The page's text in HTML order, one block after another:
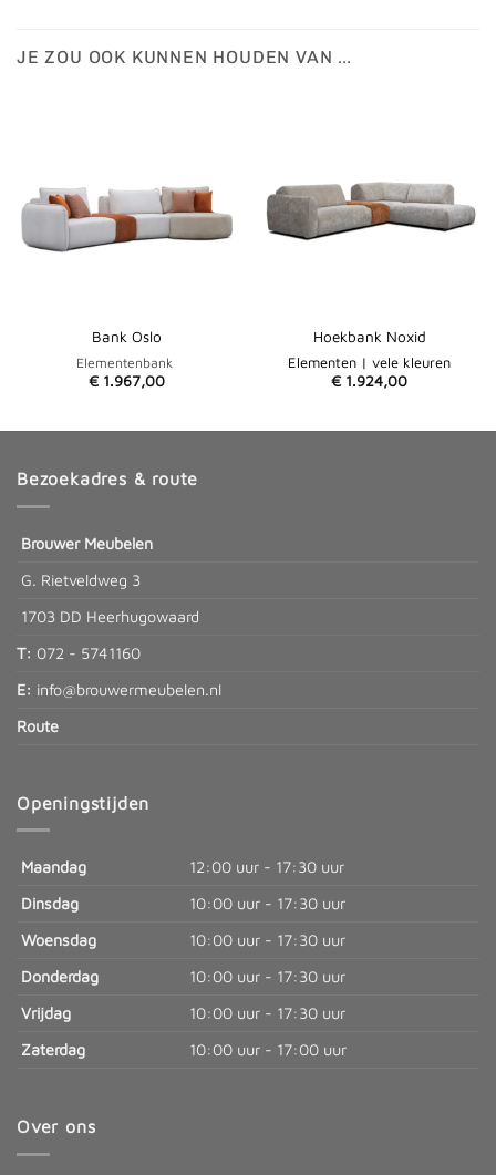
JE ZOU OOK KUNNEN HOUDEN VAN …
Bank Oslo
Elementenbank
€ 1.967,00
Hoekbank Noxid
Elementen | vele kleuren
€ 1.924,00
Bezoekadres & route
Brouwer Meubelen
G. Rietveldweg 3
1703 DD Heerhugowaard
T: 072 - 5741160
E: info@brouwermeubelen.nl
Route
Openingstijden
Maandag
12:00 uur - 17:30 uur
Dinsdag
10:00 uur - 17:30 uur
Woensdag
10:00 uur - 17:30 uur
Donderdag
10:00 uur - 17:30 uur
Vrijdag
10:00 uur - 17:30 uur
Zaterdag
10:00 uur - 17:00 uur
Over ons